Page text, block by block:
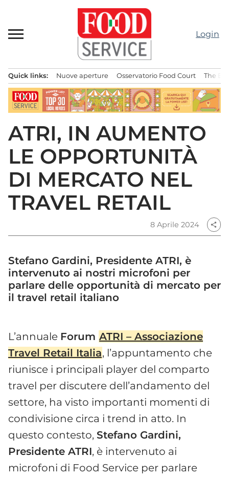
contenuto
Login
principale
Quick links: Nuove aperture Osservatorio Food Court The
ATRI, IN AUMENTO
LE OPPORTUNITÀ
DI MERCATO NEL
TRAVEL RETAIL
8 Aprile 2024 share
Stefano Gardini, Presidente ATRI, è
intervenuto ai nostri microfoni per
parlare delle opportunità di mercato per
il travel retail italiano
L’annuale Forum ATRI – Associazione
Travel Retail Italia, l’appuntamento che
riunisce i principali player del comparto
travel per discutere dell’andamento del
settore, ha visto importanti momenti di
condivisione circa i trend in atto. In
questo contesto, Stefano Gardini,
Presidente ATRI, è intervenuto ai
microfoni di Food Service per parlare